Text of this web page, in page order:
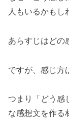
人もいるかもし
あらすじはどの
ですが、感じ方
つまり「どう感
な感想文を作る